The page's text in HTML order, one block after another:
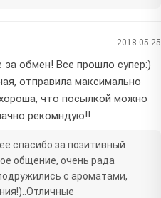
2018-05-25
обмен! Все прошло супер:)
отправила максимально
что посылкой можно
рекомндую!!
спасибо за позитивный
общение, очень рада
с ароматами,